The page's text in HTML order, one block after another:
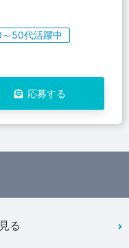
50代活躍中
応募する
る